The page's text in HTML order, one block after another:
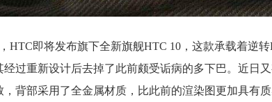
HTC即将发布旗下全新旗舰HTC 10，这款承载着逆
经过重新设计后去掉了此前颇受诟病的多下巴。近日
背部采用了全金属材质，比此前的渲染图更加具有质